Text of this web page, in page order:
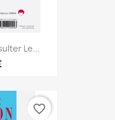
Le...
favorite_border